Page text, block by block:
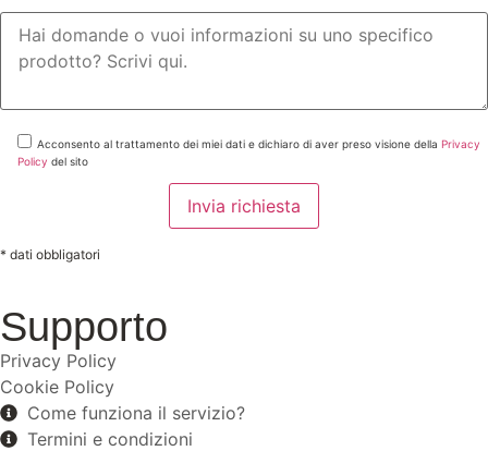
Acconsento al trattamento dei miei dati e dichiaro di aver preso visione della Privacy
Policy del sito
* dati obbligatori
Supporto
Privacy Policy
Cookie Policy
Come funziona il servizio?
Termini e condizioni